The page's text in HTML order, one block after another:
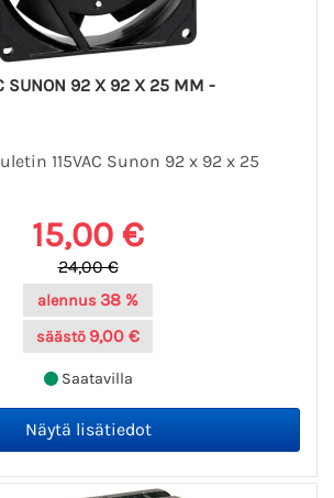
SUNON 92 X 92 X 25 MM -
115VAC Sunon 92 x 92 x 25
15,00 €
24,00 €
alennus 38 %
säästö 9,00 €
Saatavilla